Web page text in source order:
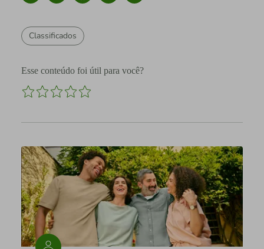
Classificados
Esse conteúdo foi útil para você?